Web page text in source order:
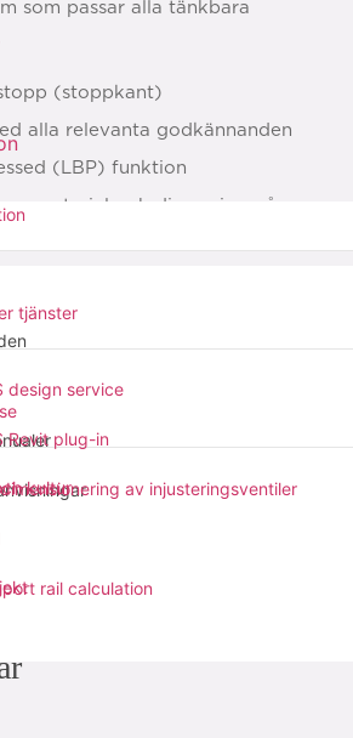
tjänster
design service
Revit plug-in
av injusteringsventiler
rail calculation
kultur
som passar alla tänkbara
(stoppkant)
alla relevanta godkännanden
(LBP) funktion
material och dimension på
relaterat
med sig: